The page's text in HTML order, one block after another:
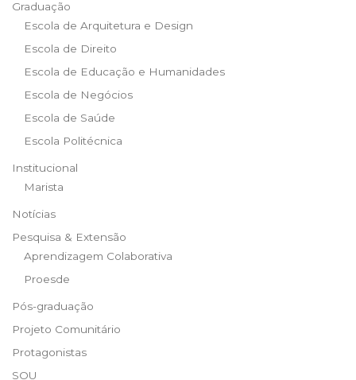
Graduação
Escola de Arquitetura e Design
Escola de Direito
Escola de Educação e Humanidades
Escola de Negócios
Escola de Saúde
Escola Politécnica
Institucional
Marista
Notícias
Pesquisa & Extensão
Aprendizagem Colaborativa
Proesde
Pós-graduação
Projeto Comunitário
Protagonistas
SOU